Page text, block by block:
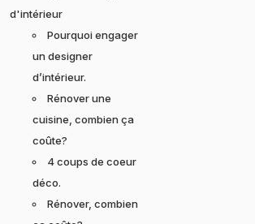
d'intérieur
Pourquoi engager
un designer
d’intérieur.
Rénover une
cuisine, combien ça
coûte?
4 coups de coeur
déco.
Rénover, combien